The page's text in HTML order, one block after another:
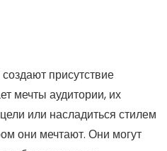
присутствие
мечты аудитории, их
или насладиться стилем
они мечтают. Они могут